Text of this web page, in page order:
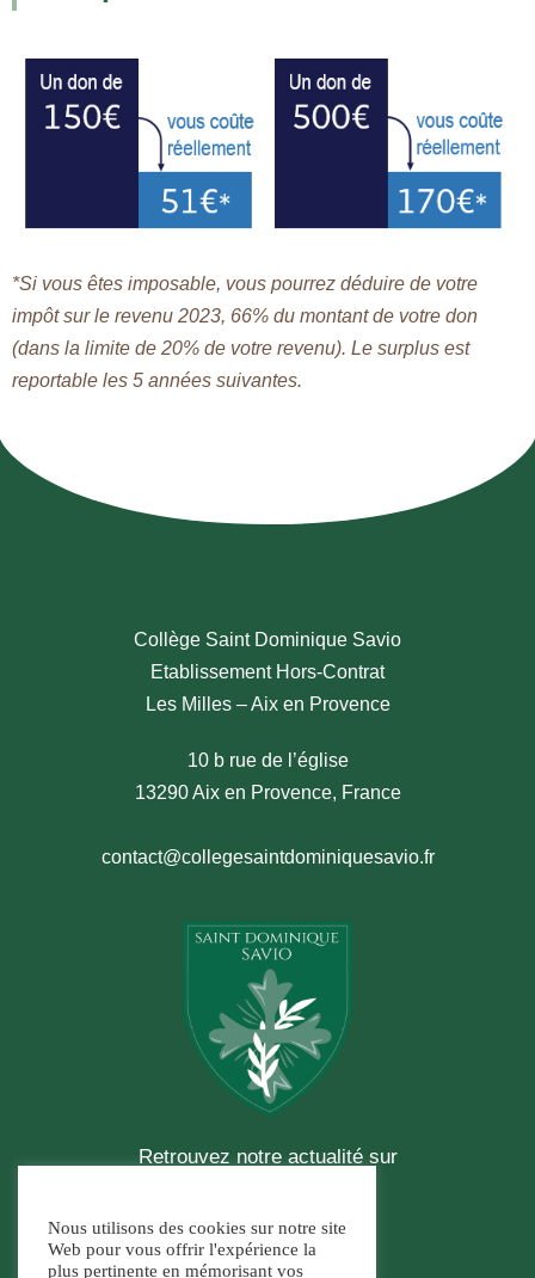
*Si vous êtes imposable, vous pourrez déduire de votre
impôt sur le revenu 2023, 66% du montant de votre don
(dans la limite de 20% de votre revenu). Le surplus est
reportable les 5 années suivantes.
Collège Saint Dominique Savio
Etablissement Hors-Contrat
Les Milles – Aix en Provence
10 b rue de l’église
13290 Aix en Provence, France
contact@collegesaintdominiquesavio.fr
Retrouvez notre actualité sur
Nous utilisons des cookies sur notre site
Web pour vous offrir l'expérience la
plus pertinente en mémorisant vos